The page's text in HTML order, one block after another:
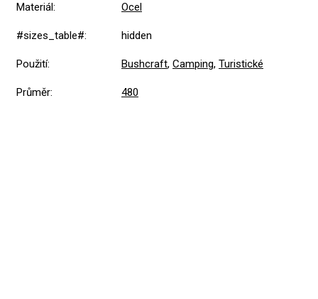
Materiál: Ocel
#sizes_table#: hidden
Použití: Bushcraft, Camping, Turistické
Průměr: 480